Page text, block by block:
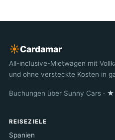
☀︎Cardamar
All-inclusive-Mietwagen mit
und ohne versteckte Kosten in
Buchungen über Sunny Cars · ★
REISEZIELE
Spanien